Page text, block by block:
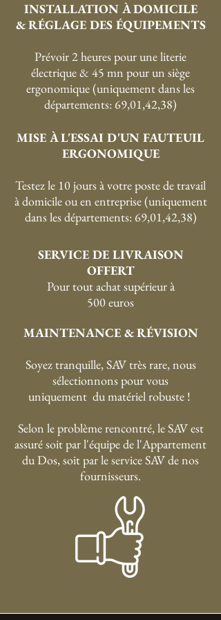
INSTALLATION À DOMICILE
& RÉGLAGE DES ÉQUIPEMENTS
Prévoir 2 heures pour une literie
électrique & 45 mn pour un siège
ergonomique (uniquement dans les
départements: 69,01,42,38)
MISE À L'ESSAI D'UN FAUTEUIL
ERGONOMIQUE
Testez le 10 jours à votre poste de travail
à domicile ou en entreprise (uniquement
dans les départements: 69,01,42,38)
SERVICE DE LIVRAISON
OFFERT
Pour tout achat supérieur à
500 euros
MAINTENANCE & RÉVISION
Soyez tranquille, SAV très rare, nous
sélectionnons pour vous
uniquement du matériel robuste !
Selon le problème rencontré, le SAV est
assuré soit par l'équipe de l'Appartement
du Dos, soit par le service SAV de nos
fournisseurs.